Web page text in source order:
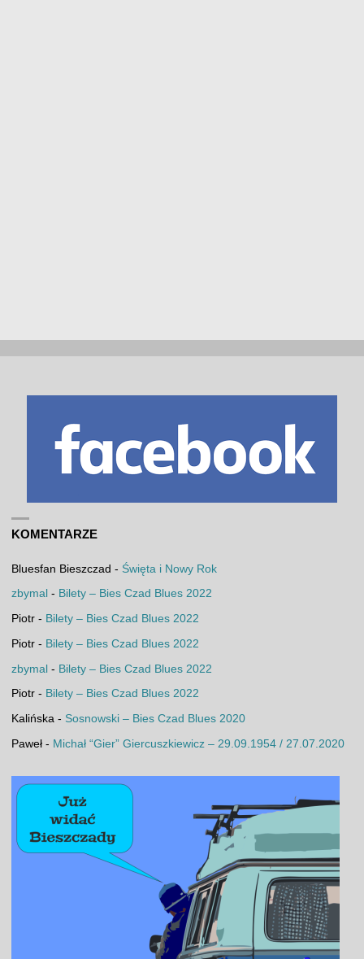
KOMENTARZE
Bluesfan Bieszczad - Święta i Nowy Rok
zbymal - Bilety – Bies Czad Blues 2022
Piotr- Bilety – Bies Czad Blues 2022
Piotr- Bilety – Bies Czad Blues 2022
zbymal- Bilety – Bies Czad Blues 2022
Piotr- Bilety – Bies Czad Blues 2022
Kalińska- Sosnowski – Bies Czad Blues 2020
Paweł- Michał “Gier” Giercuszkiewicz – 29.09.1954 / 27.07.2020